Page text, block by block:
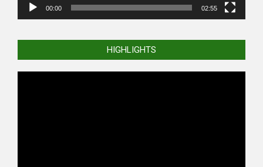
00:00 02:55
HIGHLIGHTS